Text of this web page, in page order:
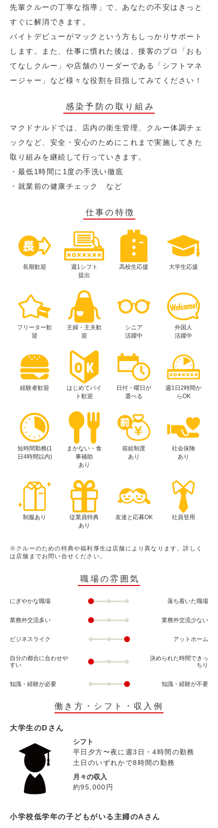
先輩クルーの丁寧な指導」で、あなたの不安はきっと
すぐに解消できます。
バイトデビューがマックという方もしっかりサポート
します。また、仕事に慣れた後は、接客のプロ「おも
てなしクルー」や店舗のリーダーである「シフトマネ
ージャー」など様々な役割を目指してみてください！
感染予防の取り組み
マクドナルドでは、店内の衛生管理、クルー体調チェ
ックなど、安全・安心のためにこれまで実施してきた
取り組みを継続して行っていきます。
・最低1時間に1度の手洗い徹底
・就業前の健康チェック など
仕事の特徴
長期歓迎
週1シフト
提出
高校生応援 大学生応援
フリーター歓
迎
主婦・主夫歓
迎
シニア
活躍中
外国人
活躍中
経験者歓迎
はじめてバイ
ト歓迎
日付・曜日が
選べる
週1日2時間か
らOK
短時間勤務(1
日4時間以内)
まかない・食
事補助
あり
前給制度
あり
社会保険
あり
制服あり
従業員特典
あり
友達と応募OK 社員登用
※クルーのための特典や福利厚生は店舗により異なります。詳しく
は店舗までお問い合せください。
職場の雰囲気
にぎやかな職場 落ち着いた職場
業務外交流多い 業務外交流少ない
ビジネスライク アットホーム
自分の都合に合わせや
すい
決められた時間できっ
ちり
知識・経験が必要 知識・経験が不要
働き方・シフト・収入例
大学生のDさん
シフト
平日夕方〜夜に週3日・4時間の勤務
土日のいずれかで8時間の勤務
月々の収入
約95,000円
小学校低学年の子どもがいる主婦のAさん